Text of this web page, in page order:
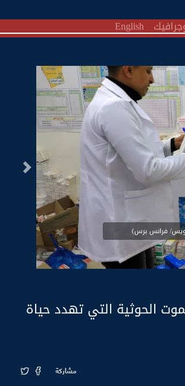
English
فرانس برس)
التالى
الحوثية التي تهدد حياة
مشاركة